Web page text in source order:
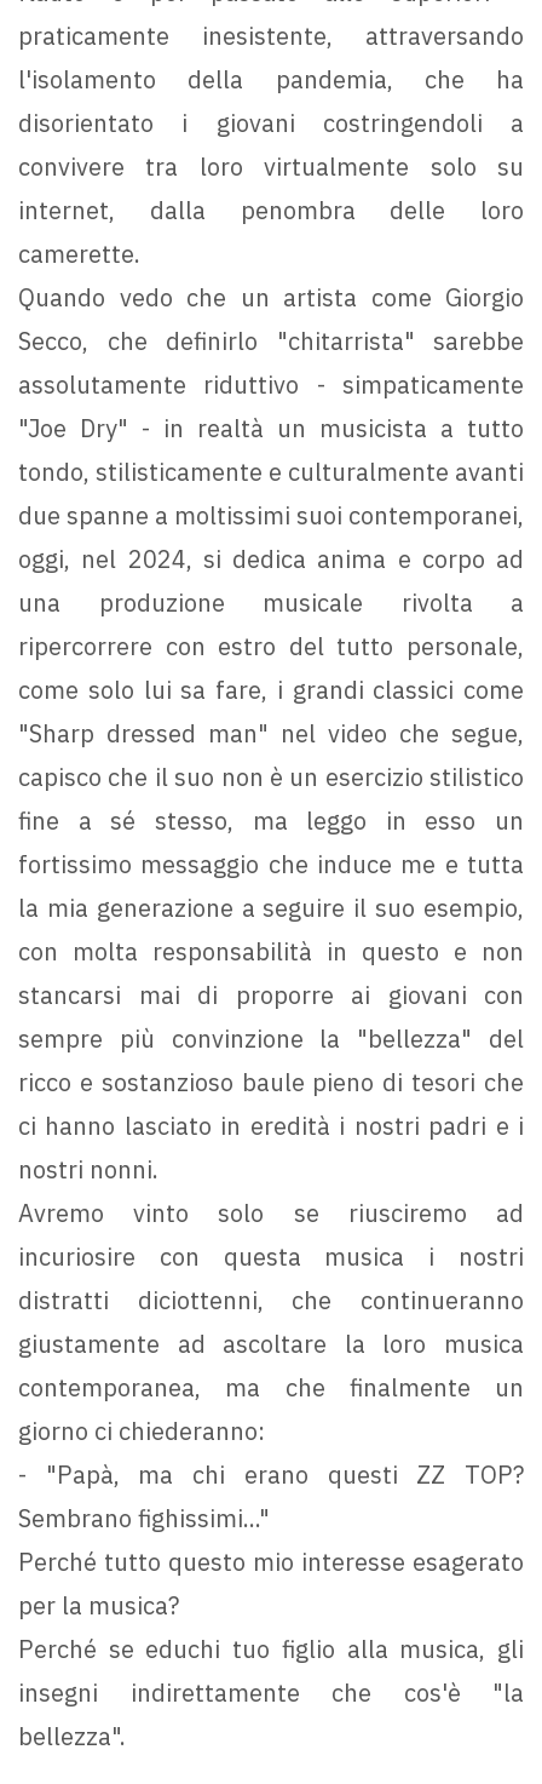
praticamente inesistente, attraversando
l'isolamento della pandemia, che ha
disorientato i giovani costringendoli a
convivere tra loro virtualmente solo su
internet, dalla penombra delle loro
camerette.
Quando vedo che un artista come Giorgio
Secco, che definirlo "chitarrista" sarebbe
assolutamente riduttivo - simpaticamente
"Joe Dry" - in realtà un musicista a tutto
tondo, stilisticamente e culturalmente avanti
due spanne a moltissimi suoi contemporanei,
oggi, nel 2024, si dedica anima e corpo ad
una produzione musicale rivolta a
ripercorrere con estro del tutto personale,
come solo lui sa fare, i grandi classici come
"Sharp dressed man" nel video che segue,
capisco che il suo non è un esercizio stilistico
fine a sé stesso, ma leggo in esso un
fortissimo messaggio che induce me e tutta
la mia generazione a seguire il suo esempio,
con molta responsabilità in questo e non
stancarsi mai di proporre ai giovani con
sempre più convinzione la "bellezza" del
ricco e sostanzioso baule pieno di tesori che
ci hanno lasciato in eredità i nostri padri e i
nostri nonni.
Avremo vinto solo se riusciremo ad
incuriosire con questa musica i nostri
distratti diciottenni, che continueranno
giustamente ad ascoltare la loro musica
contemporanea, ma che finalmente un
giorno ci chiederanno:
- "Papà, ma chi erano questi ZZ TOP?
Sembrano fighissimi..."
Perché tutto questo mio interesse esagerato
per la musica?
Perché se educhi tuo figlio alla musica, gli
insegni indirettamente che cos'è "la
bellezza".